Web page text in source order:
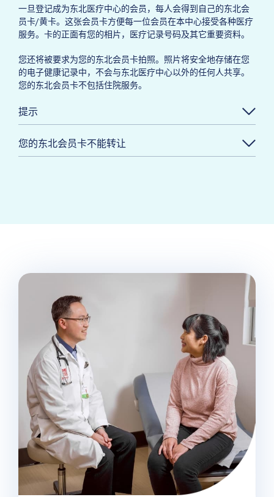
一旦登记成为东北医疗中心的会员，每人会得到自己的东北会
员卡/黄卡。这张会员卡方便每一位会员在本中心接受各种医疗
服务。卡的正面有您的相片，医疗记录号码及其它重要资料。
您还将被要求为您的东北会员卡拍照。照片将安全地存储在您
的电子健康记录中，不会与东北医疗中心以外的任何人共享。
您的东北会员卡不包括住院服务。
提示
您的东北会员卡不能转让